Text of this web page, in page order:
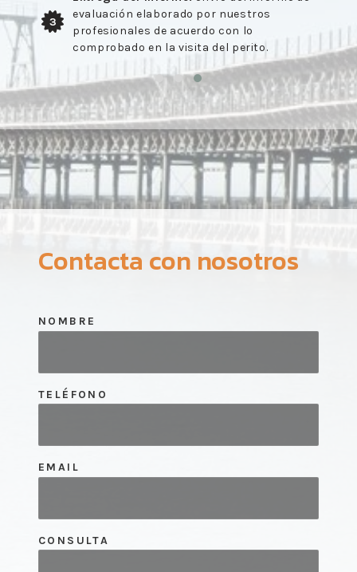
3
evaluación elaborado por nuestros
profesionales de acuerdo con lo
comprobado en la visita del perito.
Contacta con nosotros
NOMBRE
TELÉFONO
EMAIL
CONSULTA